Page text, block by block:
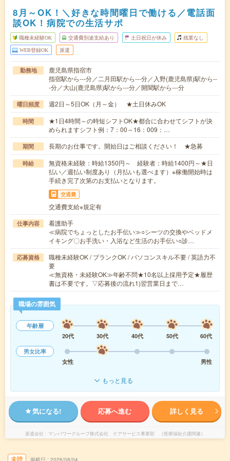
8月～OK！＼好きな時間曜日で働ける／電話面
談OK！病院での生活サポ
職種未経験OK 交通費別途支給あり 土日祝日が休み 残業なし
WEB登録OK 派遣
勤務地
鹿児島県指宿市
指宿駅から---分／二月田駅から---分／入野(鹿児島県)駅から--
-分／大山(鹿児島県)駅から---分／開聞駅から---分
曜日頻度 週2日～5日OK（月～金） ★土日休みOK
時間
★1日4時間～の時短シフトOK★都合に合わせてシフトが決
められますシフト例：7：00～16：009：…
期間 長期のお仕事です。開始日はご相談ください！ ★急募
時給
無資格未経験：時給1350円～ 経験者：時給1400円～★日
払い／週払い制度あり（月払いも選べます）※稼働開始時は
手続き完了次第のお支払いとなります。
交通費
交通費支給※規定有
仕事内容
看護助手
≪病院でちょっとしたお手伝い≫○シーツの交換やベッドメ
イキング〇お手洗い・入浴など生活のお手伝い○診…
応募資格
職種未経験OK / ブランクOK / パソコンスキル不要 / 英語力不
要
≪無資格・未経験OK≫年齢不問★10名以上採用予定★履歴
書は不要です。▽応募後の流れ1)翌営業日まで…
職場の雰囲気
年齢層
20代
30代 40代 50代
60代
男女比率
女性
男性
もっと見る
気になる! 応募へ進む 詳しく見る
派遣会社 マンパワーグループ株式会社 ケアサービス事業部 （医療福祉介護関連）
未読 掲載日 2026/08/04